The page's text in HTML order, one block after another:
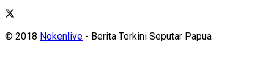
© 2018 Nokenlive - Berita Terkini Seputar Papua